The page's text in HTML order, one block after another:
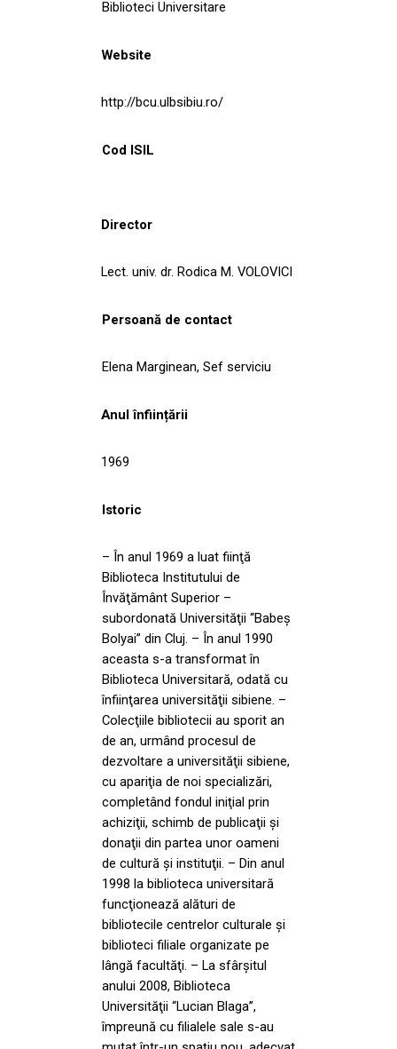
Biblioteci Universitare
Website
http://bcu.ulbsibiu.ro/
Cod ISIL
Director
Lect. univ. dr. Rodica M. VOLOVICI
Persoană de contact
Elena Marginean, Sef serviciu
Anul înființării
1969
Istoric
– În anul 1969 a luat fiinţă
Biblioteca Institutului de
Învăţământ Superior –
subordonată Universităţii “Babeş
Bolyai” din Cluj. – În anul 1990
aceasta s-a transformat în
Biblioteca Universitară, odată cu
înfiinţarea universităţii sibiene. –
Colecţiile bibliotecii au sporit an
de an, urmând procesul de
dezvoltare a universităţii sibiene,
cu apariţia de noi specializări,
completând fondul iniţial prin
achiziţii, schimb de publicaţii şi
donaţii din partea unor oameni
de cultură şi instituţii. – Din anul
1998 la biblioteca universitară
funcţionează alături de
bibliotecile centrelor culturale şi
biblioteci filiale organizate pe
lângă facultăţi. – La sfârşitul
anului 2008, Biblioteca
Universităţii “Lucian Blaga”,
împreună cu filialele sale s-au